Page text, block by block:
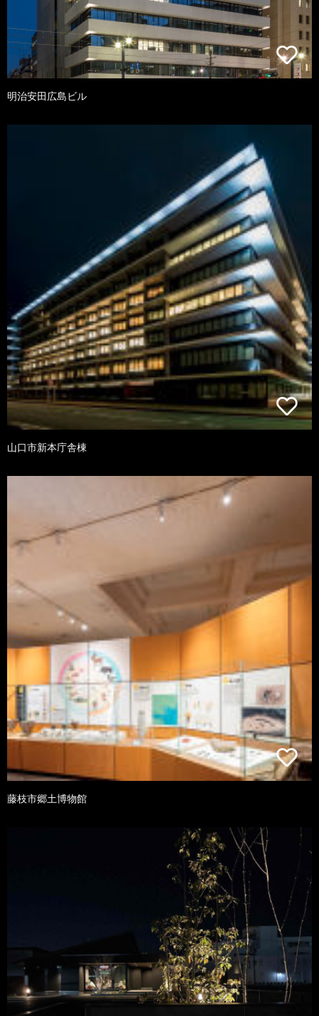
明治安田広島ビル
山口市新本庁舎棟
藤枝市郷土博物館